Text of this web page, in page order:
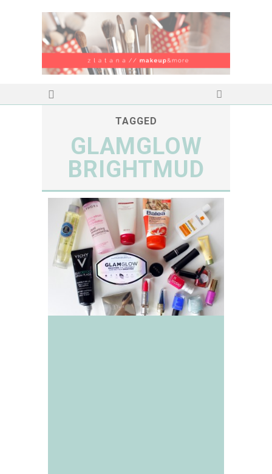
TAGGED
GLAMGLOW
BRIGHTMUD